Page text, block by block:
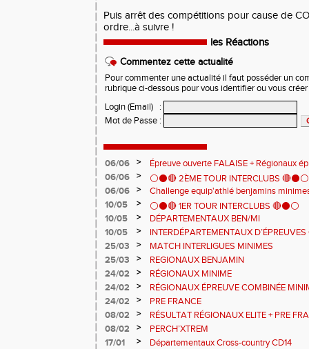
Puis arrêt des compétitions pour cause de
ordre...à suivre !
les Réactions
Commentez cette actualité
Pour commenter une actualité il faut posséder un
rubrique ci-dessous pour vous identifier ou vous
Login (Email)
:
Mot de Passe :
06/06 >
Épreuve ouverte FALAISE + Régionaux
06/06
>
⚪️⚫️🔴 2ÈME TOUR INTERCLUBS 🔴⚫️⚪️
06/06
>
Challenge equip'athlé benjamins
10/05
>
⚪️⚫️🔴 1ER TOUR INTERCLUBS 🔴⚫️⚪️
10/05
>
DÉPARTEMENTAUX BEN/MI
10/05
>
INTERDÉPARTEMENTAUX
25/03
>
MATCH INTERLIGUES MINIMES
25/03
>
REGIONAUX BENJAMIN
24/02
>
RÉGIONAUX MINIME
24/02
>
RÉGIONAUX ÉPREUVE COMBINÉE
24/02
>
PRE FRANCE
08/02
>
RÉSULTAT RÉGIONAUX ELITE + PRE
08/02
>
PERCH’XTREM
17/01
>
Départementaux Cross-country CD14